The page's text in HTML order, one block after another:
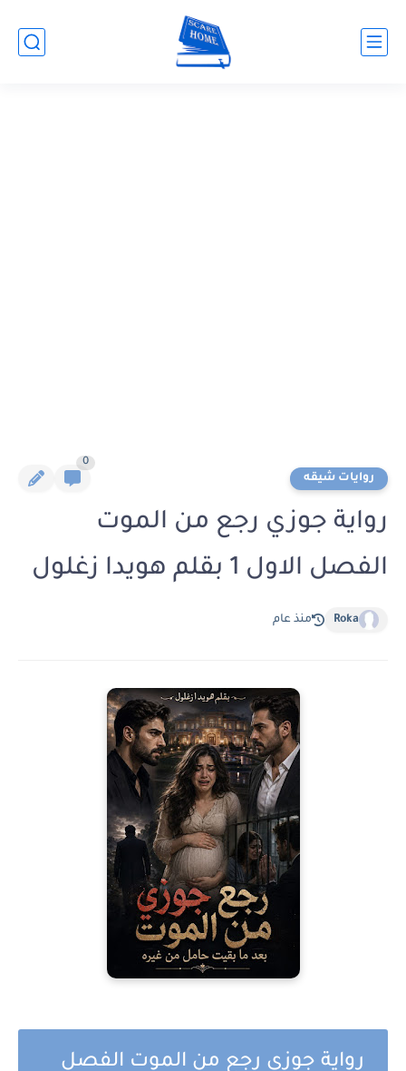
روايات شيقه
0
رواية جوزي رجع من الموت
الفصل الاول 1 بقلم هويدا زغلول
Roka منذ عام
رواية جوزي رجع من الموت الفصل